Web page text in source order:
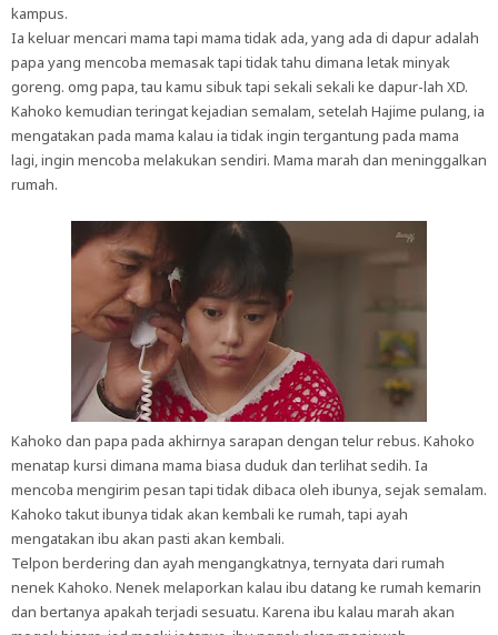
kampus.
Ia keluar mencari mama tapi mama tidak ada, yang ada di dapur adalah
papa yang mencoba memasak tapi tidak tahu dimana letak minyak
goreng. omg papa, tau kamu sibuk tapi sekali sekali ke dapur-lah XD.
Kahoko kemudian teringat kejadian semalam, setelah Hajime pulang, ia
mengatakan pada mama kalau ia tidak ingin tergantung pada mama
lagi, ingin mencoba melakukan sendiri. Mama marah dan meninggalkan
rumah.
Kahoko dan papa pada akhirnya sarapan dengan telur rebus. Kahoko
menatap kursi dimana mama biasa duduk dan terlihat sedih. Ia
mencoba mengirim pesan tapi tidak dibaca oleh ibunya, sejak semalam.
Kahoko takut ibunya tidak akan kembali ke rumah, tapi ayah
mengatakan ibu akan pasti akan kembali.
Telpon berdering dan ayah mengangkatnya, ternyata dari rumah
nenek Kahoko. Nenek melaporkan kalau ibu datang ke rumah kemarin
dan bertanya apakah terjadi sesuatu. Karena ibu kalau marah akan